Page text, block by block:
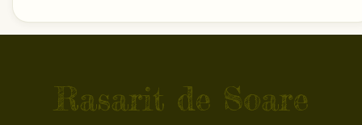
Rasarit de Soare